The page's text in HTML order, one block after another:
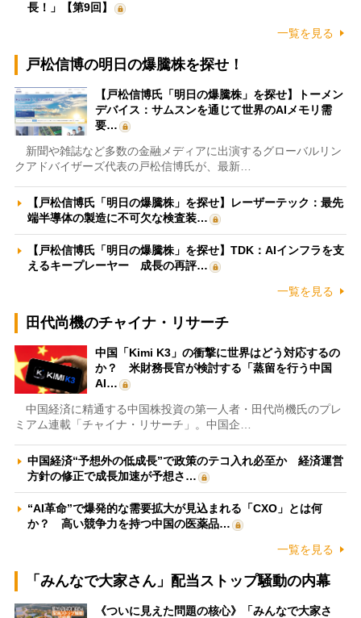
長！」【第9回】
一覧を見る
戸松信博の明日の爆騰株を探せ！
【戸松信博氏「明日の爆騰株」を探せ】トーメン
デバイス：サムスンを通じて世界のAIメモリ需
要…
新聞や雑誌など多数の金融メディアに出演するグローバルリン
クアドバイザーズ代表の戸松信博氏が、最新…
【戸松信博氏「明日の爆騰株」を探せ】レーザーテック：最先
端半導体の製造に不可欠な検査装…
【戸松信博氏「明日の爆騰株」を探せ】TDK：AIインフラを支
えるキープレーヤー 成長の再評…
一覧を見る
田代尚機のチャイナ・リサーチ
中国「Kimi K3」の衝撃に世界はどう対応するの
か？ 米財務長官が検討する「蒸留を行う中国
AI…
中国経済に精通する中国株投資の第一人者・田代尚機氏のプレ
ミアム連載「チャイナ・リサーチ」。中国企…
中国経済“予想外の低成長”で政策のテコ入れ必至か 経済運営
方針の修正で成長加速が予想さ…
“AI革命”で爆発的な需要拡大が見込まれる「CXO」とは何
か？ 高い競争力を持つ中国の医薬品…
一覧を見る
「みんなで大家さん」配当ストップ騒動の内幕
《ついに見えた問題の核心》「みんなで大家さ